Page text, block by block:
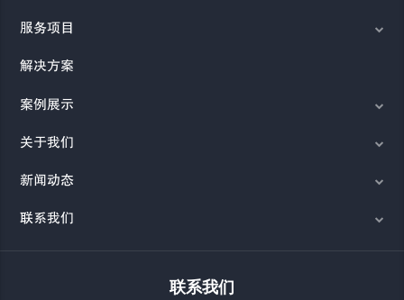
服务项目
解决方案
案例展示
关于我们
新闻动态
联系我们
联系我们